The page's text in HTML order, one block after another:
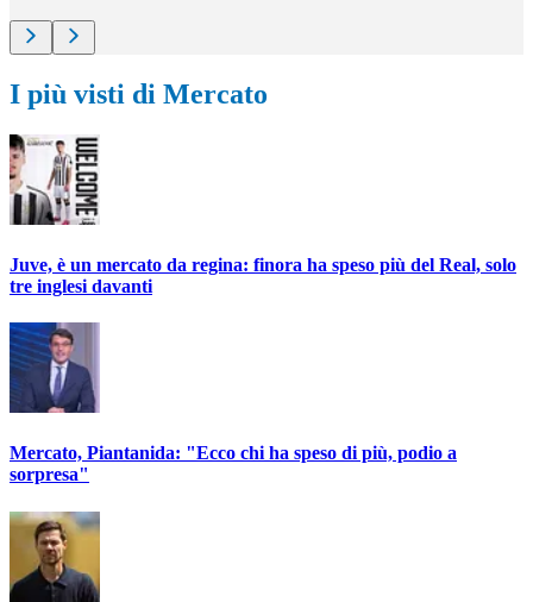
I più visti di Mercato
Juve, è un mercato da regina: finora ha speso più del Real, solo
tre inglesi davanti
Mercato, Piantanida: "Ecco chi ha speso di più, podio a
sorpresa"